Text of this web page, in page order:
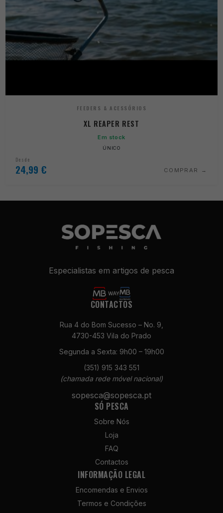
FEEDERS & ACESSÓRIOS
XL REAPER REST
Em stock
ÚNICO
Desde
24,99 € COMPRAR
Especialistas em artigos de pesca
CONTACTOS
Rua 4 do Bom Sucesso – No. 9,
4730-453 Vila do Prado
Segunda a Sexta: 9h00 – 19h00
(351) 915 343 551
(chamada rede móvel nacional)
sopesca@sopesca.pt
SÓ PESCA
Sobre Nós
Loja
FAQ
Contactos
INFORMAÇÃO LEGAL
Encomendas e Envios
Termos e Condições
Necessários
Estes cookies
não são
opcionais. São
necessários
para o
Estatísticas
Para que
melhorar a